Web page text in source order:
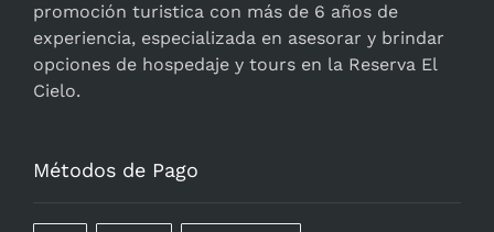
promoción turistica con más de 6 años de
experiencia, especializada en asesorar y brindar
opciones de hospedaje y tours en la Reserva El
Cielo.
Métodos de Pago